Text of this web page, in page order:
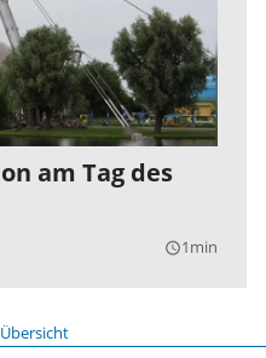
am Tag des
query_builder1min